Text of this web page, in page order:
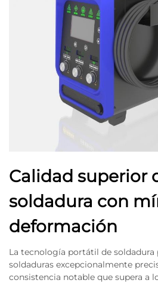
Calidad superior
soldadura con
deformación
La tecnología portátil de soldadura
soldaduras excepcionalmente
consistencia notable que supera a